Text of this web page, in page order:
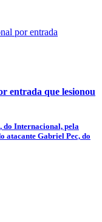
entrada que lesionou
do Internacional, pela
atacante Gabriel Pec, do